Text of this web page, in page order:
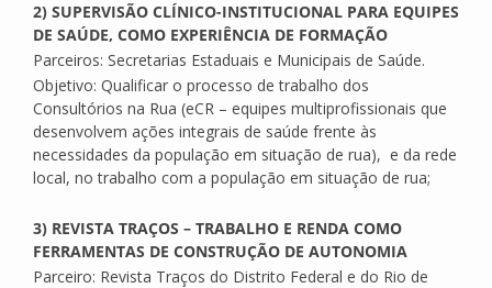
2) SUPERVISÃO CLÍNICO-INSTITUCIONAL PARA EQUIPES
DE SAÚDE, COMO EXPERIÊNCIA DE FORMAÇÃO
Parceiros: Secretarias Estaduais e Municipais de Saúde.
Objetivo: Qualificar o processo de trabalho dos
Consultórios na Rua (eCR – equipes multiprofissionais que
desenvolvem ações integrais de saúde frente às
necessidades da população em situação de rua), e da rede
local, no trabalho com a população em situação de rua;
3) REVISTA TRAÇOS – TRABALHO E RENDA COMO
FERRAMENTAS DE CONSTRUÇÃO DE AUTONOMIA
Parceiro: Revista Traços do Distrito Federal e do Rio de